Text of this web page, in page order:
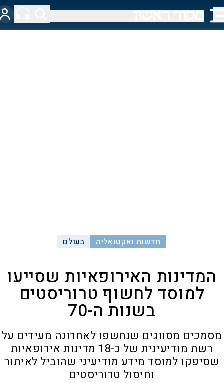
חדשות ואקטואליה בעולם
המדינות האירופאיות שסייעו
למוסד לחשוף טרוריסטים
בשנות ה-70
מסמכים מסווגים שנחשפו לאחרונה מעידים על
רשת מודיעינית של כ-18 מדינות אירופאיות
שסיפקו למוסד מידע מודיעיני שהוביל לאיתור
וחיסול טרוריסטים